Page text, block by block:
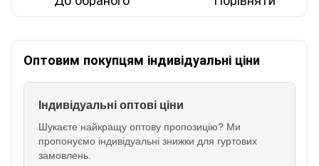
Оптовим покупцям індивідуальні ціни
Індивідуальні оптові ціни
Шукаєте найкращу оптову пропозицію? Ми
пропонуємо індивідуальні знижки для гуртових
замовлень.